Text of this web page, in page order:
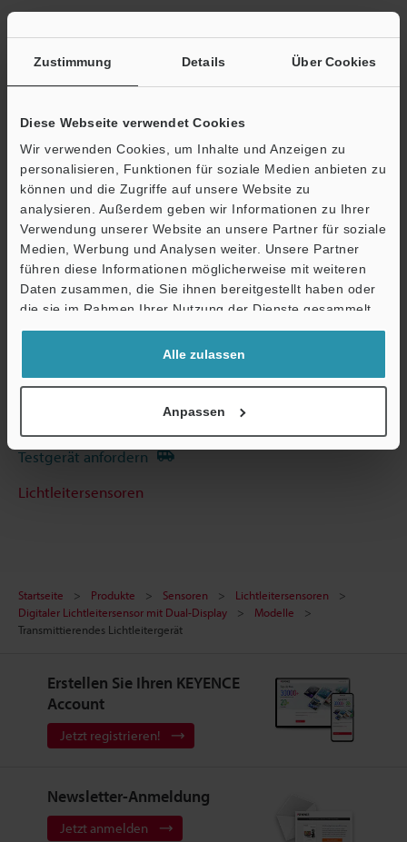
Zustimmung Details Über Cookies
Diese Webseite verwendet Cookies
Wir verwenden Cookies, um Inhalte und Anzeigen zu
personalisieren, Funktionen für soziale Medien anbieten zu
können und die Zugriffe auf unsere Website zu
analysieren. Außerdem geben wir Informationen zu Ihrer
Verwendung unserer Website an unsere Partner für soziale
Medien, Werbung und Analysen weiter. Unsere Partner
führen diese Informationen möglicherweise mit weiteren
Daten zusammen, die Sie ihnen bereitgestellt haben oder
die sie im Rahmen Ihrer Nutzung der Dienste gesammelt
haben.
Alle zulassen
Anpassen
Technische Leitfäden
Datenblatt (PDF)
CAD / CAE
Handbücher
Fragen
Testgerät anfordern
Lichtleitersensoren
Startseite Produkte Sensoren
Lichtleitersensoren
Digitaler Lichtleitersensor mit Dual-Display
Modelle
Transmittierendes Lichtleitergerät
Erstellen Sie Ihren KEYENCE
Account
Jetzt registrieren!
Newsletter-Anmeldung
Jetzt anmelden